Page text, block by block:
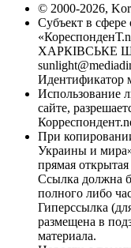
© 2000-2026,
Субъект в
ХАРКІВСЬКЕ
Идентификатор
Использование
сайте,
При
Украины и
прямая
Ссылка должна
полного либо
Гиперссылка
размещена в
материала.